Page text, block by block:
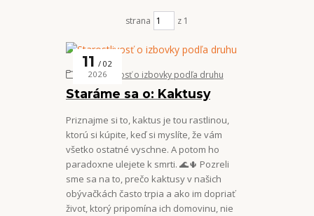
strana z 1
Staráme sa o: Kaktusy
11
02
2026
Starostlivosť o izbovky podľa druhu
Priznajme si to, kaktus je tou rastlinou,
ktorú si kúpite, keď si myslíte, že vám
všetko ostatné vyschne. A potom ho
paradoxne ulejete k smrti. 🌊🌵 Pozreli
sme sa na to, prečo kaktusy v našich
obývačkách často trpia a ako im dopriať
život, ktorý pripomína ich domovinu, nie